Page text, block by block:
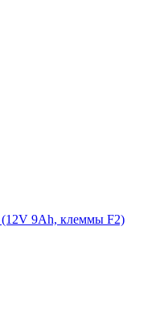
(12V 9Ah, клеммы F2)